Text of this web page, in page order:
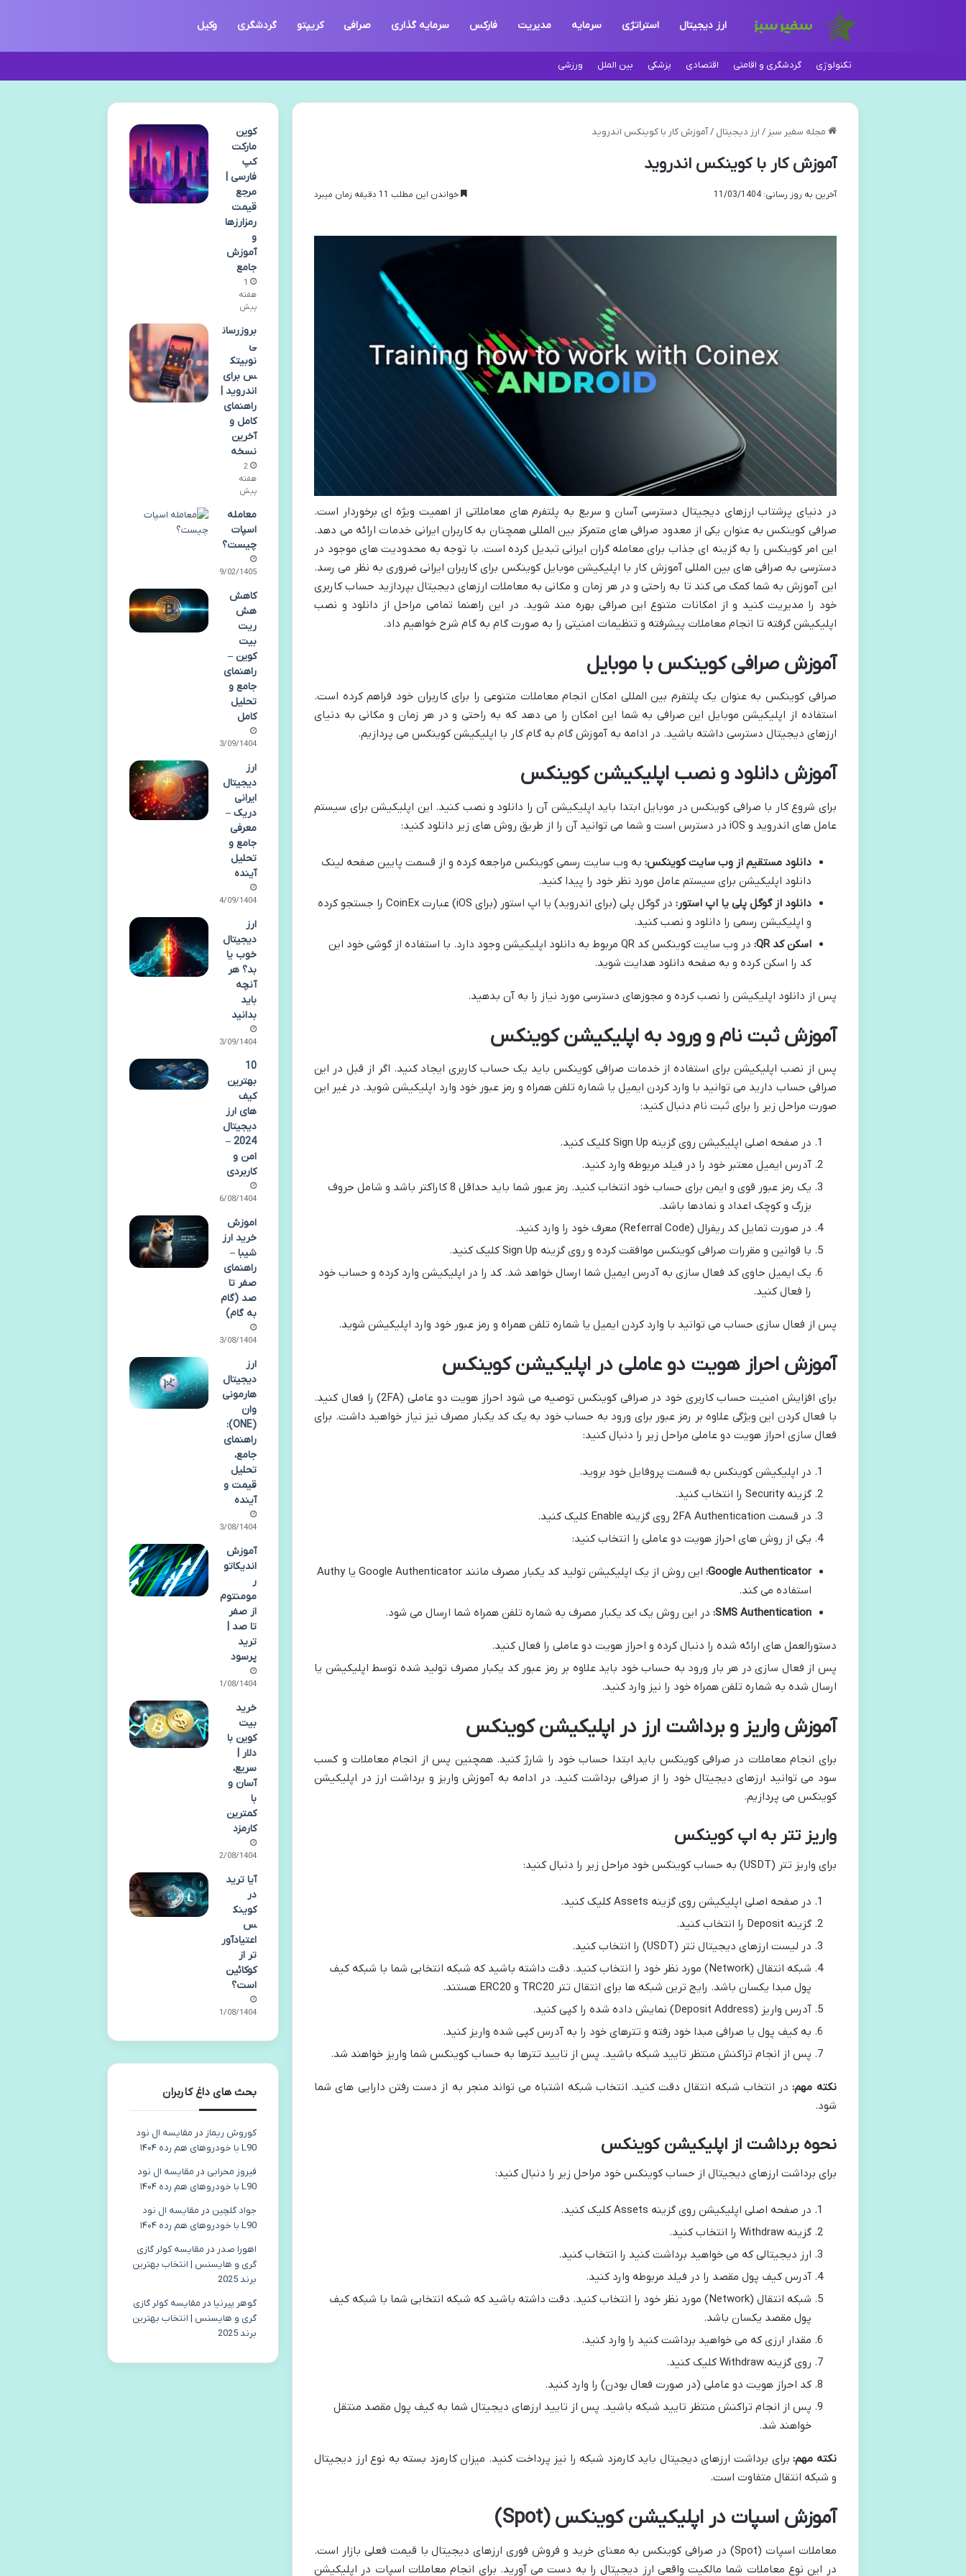
ارز دیجیتال استراتژی سرمایه مدیریت فارکس سرمایه گذاری صرافی کریپتو گردشگری وکیل
تکنولوژی گردشگری و اقامتی اقتصادی پزشکی بین الملل ورزشی
مجله سفیر سبز / ارز دیجیتال / آموزش کار با کوینکس اندروید
آموزش کار با کوینکس اندروید
آخرین به روز رسانی: 11/03/1404 خواندن این مطلب 11 دقیقه زمان میبرد
در دنیای پرشتاب ارزهای دیجیتال دسترسی آسان و سریع به پلتفرم های معاملاتی از اهمیت ویژه ای برخوردار است.
صرافی کوینکس به عنوان یکی از معدود صرافی های متمرکز بین المللی همچنان به کاربران ایرانی خدمات ارائه می دهد.
این امر کوینکس را به گزینه ای جذاب برای معامله گران ایرانی تبدیل کرده است. با توجه به محدودیت های موجود در
دسترسی به صرافی های بین المللی آموزش کار با اپلیکیشن موبایل کوینکس برای کاربران ایرانی ضروری به نظر می رسد.
این آموزش به شما کمک می کند تا به راحتی و در هر زمان و مکانی به معاملات ارزهای دیجیتال بپردازید حساب کاربری
خود را مدیریت کنید و از امکانات متنوع این صرافی بهره مند شوید. در این راهنما تمامی مراحل از دانلود و نصب
اپلیکیشن گرفته تا انجام معاملات پیشرفته و تنظیمات امنیتی را به صورت گام به گام شرح خواهیم داد.
آموزش صرافی کوینکس با موبایل
صرافی کوینکس به عنوان یک پلتفرم بین المللی امکان انجام معاملات متنوعی را برای کاربران خود فراهم کرده است.
استفاده از اپلیکیشن موبایل این صرافی به شما این امکان را می دهد که به راحتی و در هر زمان و مکانی به دنیای
ارزهای دیجیتال دسترسی داشته باشید. در ادامه به آموزش گام به گام کار با اپلیکیشن کوینکس می پردازیم.
آموزش دانلود و نصب اپلیکیشن کوینکس
برای شروع کار با صرافی کوینکس در موبایل ابتدا باید اپلیکیشن آن را دانلود و نصب کنید. این اپلیکیشن برای سیستم
عامل های اندروید و iOS در دسترس است و شما می توانید آن را از طریق روش های زیر دانلود کنید:
دانلود مستقیم از وب سایت کوینکس: به وب سایت رسمی کوینکس مراجعه کرده و از قسمت پایین صفحه لینک
دانلود اپلیکیشن برای سیستم عامل مورد نظر خود را پیدا کنید.
دانلود از گوگل پلی یا اپ استور:
در گوگل پلی (برای اندروید) یا اپ استور (برای iOS) عبارت CoinEx را جستجو کرده
و اپلیکیشن رسمی را دانلود و نصب کنید.
اسکن کد QR:
در وب سایت کوینکس کد QR مربوط به دانلود اپلیکیشن وجود دارد. با استفاده از گوشی خود این
کد را اسکن کرده و به صفحه دانلود هدایت شوید.
پس از دانلود اپلیکیشن را نصب کرده و مجوزهای دسترسی مورد نیاز را به آن بدهید.
آموزش ثبت نام و ورود به اپلیکیشن کوینکس
پس از نصب اپلیکیشن برای استفاده از خدمات صرافی کوینکس باید یک حساب کاربری ایجاد کنید. اگر از قبل در این
صرافی حساب دارید می توانید با وارد کردن ایمیل یا شماره تلفن همراه و رمز عبور خود وارد اپلیکیشن شوید. در غیر این
صورت مراحل زیر را برای ثبت نام دنبال کنید:
در صفحه اصلی اپلیکیشن روی گزینه Sign Up کلیک کنید.
آدرس ایمیل معتبر خود را در فیلد مربوطه وارد کنید.
یک رمز عبور قوی و ایمن برای حساب خود انتخاب کنید. رمز عبور شما باید حداقل 8 کاراکتر باشد و شامل حروف
بزرگ و کوچک اعداد و نمادها باشد.
در صورت تمایل کد ریفرال (Referral Code) معرف خود را وارد کنید.
با قوانین و مقررات صرافی کوینکس موافقت کرده و روی گزینه Sign Up کلیک کنید.
یک ایمیل حاوی کد فعال سازی به آدرس ایمیل شما ارسال خواهد شد. کد را در اپلیکیشن وارد کرده و حساب خود
را فعال کنید.
پس از فعال سازی حساب می توانید با وارد کردن ایمیل یا شماره تلفن همراه و رمز عبور خود وارد اپلیکیشن شوید.
آموزش احراز هویت دو عاملی در اپلیکیشن کوینکس
برای افزایش امنیت حساب کاربری خود در صرافی کوینکس توصیه می شود احراز هویت دو عاملی (2FA) را فعال کنید.
با فعال کردن این ویژگی علاوه بر رمز عبور برای ورود به حساب خود به یک کد یکبار مصرف نیز نیاز خواهید داشت. برای
فعال سازی احراز هویت دو عاملی مراحل زیر را دنبال کنید:
در اپلیکیشن کوینکس به قسمت پروفایل خود بروید.
گزینه Security را انتخاب کنید.
در قسمت 2FA Authentication روی گزینه Enable کلیک کنید.
یکی از روش های احراز هویت دو عاملی را انتخاب کنید:
Google Authenticator:
این روش از یک اپلیکیشن تولید کد یکبار مصرف مانند Google Authenticator یا Authy
استفاده می کند.
SMS Authentication: در این روش یک کد یکبار مصرف به شماره تلفن همراه شما ارسال می شود.
دستورالعمل های ارائه شده را دنبال کرده و احراز هویت دو عاملی را فعال کنید.
پس از فعال سازی در هر بار ورود به حساب خود باید علاوه بر رمز عبور کد یکبار مصرف تولید شده توسط اپلیکیشن یا
ارسال شده به شماره تلفن همراه خود را نیز وارد کنید.
آموزش واریز و برداشت ارز در اپلیکیشن کوینکس
برای انجام معاملات در صرافی کوینکس باید ابتدا حساب خود را شارژ کنید. همچنین پس از انجام معاملات و کسب
سود می توانید ارزهای دیجیتال خود را از صرافی برداشت کنید. در ادامه به آموزش واریز و برداشت ارز در اپلیکیشن
کوینکس می پردازیم.
واریز تتر به اپ کوینکس
برای واریز تتر (USDT) به حساب کوینکس خود مراحل زیر را دنبال کنید:
در صفحه اصلی اپلیکیشن روی گزینه Assets کلیک کنید.
گزینه Deposit را انتخاب کنید.
در لیست ارزهای دیجیتال تتر (USDT) را انتخاب کنید.
شبکه انتقال (Network) مورد نظر خود را انتخاب کنید. دقت داشته باشید که شبکه انتخابی شما با شبکه کیف
پول مبدا یکسان باشد. رایج ترین شبکه ها برای انتقال تتر TRC20 و ERC20 هستند.
آدرس واریز (Deposit Address) نمایش داده شده را کپی کنید.
به کیف پول یا صرافی مبدا خود رفته و تترهای خود را به آدرس کپی شده واریز کنید.
پس از انجام تراکنش منتظر تایید شبکه باشید. پس از تایید تترها به حساب کوینکس شما واریز خواهند شد.
نکته مهم:در انتخاب شبکه انتقال دقت کنید. انتخاب شبکه اشتباه می تواند منجر به از دست رفتن دارایی های شما
شود.
نحوه برداشت از اپلیکیشن کوینکس
برای برداشت ارزهای دیجیتال از حساب کوینکس خود مراحل زیر را دنبال کنید:
در صفحه اصلی اپلیکیشن روی گزینه Assets کلیک کنید.
گزینه Withdraw را انتخاب کنید.
ارز دیجیتالی که می خواهید برداشت کنید را انتخاب کنید.
آدرس کیف پول مقصد را در فیلد مربوطه وارد کنید.
شبکه انتقال (Network) مورد نظر خود را انتخاب کنید. دقت داشته باشید که شبکه انتخابی شما با شبکه کیف
پول مقصد یکسان باشد.
مقدار ارزی که می خواهید برداشت کنید را وارد کنید.
روی گزینه Withdraw کلیک کنید.
کد احراز هویت دو عاملی (در صورت فعال بودن) را وارد کنید.
پس از انجام تراکنش منتظر تایید شبکه باشید. پس از تایید ارزهای دیجیتال شما به کیف پول مقصد منتقل
خواهند شد.
نکته مهم:برای برداشت ارزهای دیجیتال باید کارمزد شبکه را نیز پرداخت کنید. میزان کارمزد بسته به نوع ارز دیجیتال
و شبکه انتقال متفاوت است.
آموزش اسپات در اپلیکیشن کوینکس (Spot)
معاملات اسپات (Spot) در صرافی کوینکس به معنای خرید و فروش فوری ارزهای دیجیتال با قیمت فعلی بازار است.
در این نوع معاملات شما مالکیت واقعی ارز دیجیتال را به دست می آورید. برای انجام معاملات اسپات در اپلیکیشن
کوین
مارکت
کپ
فارسی |
مرجع
قیمت
رمزارزها
و
آموزش
جامع
1
هفته
پیش
بروزرسان
ی
نوبیتک
س برای
اندروید |
راهنمای
کامل و
آخرین
نسخه
2
هفته
پیش
معامله
اسپات
چیست؟
19/02/1405
کاهش
هش
ریت
بیت
کوین –
راهنمای
جامع و
تحلیل
کامل
23/09/1404
ارز
دیجیتال
ایرانی
دریک –
معرفی
جامع و
تحلیل
آینده
14/09/1404
ارز
دیجیتال
خوب یا
بد؟ هر
آنچه
باید
بدانید
03/09/1404
10
بهترین
کیف
های ارز
دیجیتال
2024 –
امن و
کاربردی
16/08/1404
اموزش
خرید ارز
شیبا –
راهنمای
صفر تا
صد (گام
به گام)
13/08/1404
ارز
دیجیتال
هارمونی
وان
(ONE):
راهنمای
جامع،
تحلیل
قیمت و
آینده
13/08/1404
آموزش
اندیکاتو
ر
مومنتوم
از صفر
تا صد |
ترید
پرسود
11/08/1404
خرید
بیت
کوین با
دلار |
سریع،
آسان و
با
کمترین
کارمزد
02/08/1404
آیا ترید
در
کوینک
س
اعتیادآور
تر از
کوکائین
است؟
01/08/1404
بحث های داغ کاربران
کوروش ریماز در مقایسه ال نود
L90 با خودروهای هم رده ۱۴۰۴
فیروز محرابی در مقایسه ال نود
L90 با خودروهای هم رده ۱۴۰۴
جواد گلچین در مقایسه ال نود
L90 با خودروهای هم رده ۱۴۰۴
اهورا صدر در مقایسه کولر گازی
گری و هایسنس | انتخاب بهترین
برند 2025
گوهر پیرنیا در مقایسه کولر گازی
گری و هایسنس | انتخاب بهترین
برند 2025